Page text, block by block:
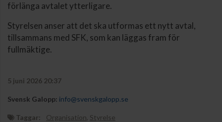
förlänga avtalet ytterligare.
Styrelsen anser att det ska utformas ett nytt avtal,
tillsammans med SFK, som kan läggas fram för
fullmäktige.
5 juni 2026 20:37
Svensk Galopp: info@svenskgalopp.se
Taggar: Organisation Styrelse